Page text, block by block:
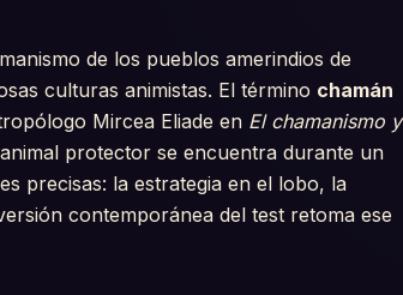
de los pueblos amerindios de
culturas animistas. El término chamán
Mircea Eliade en El chamanismo y
protector se encuentra durante un
precisas: la estrategia en el lobo, la
contemporánea del test retoma ese